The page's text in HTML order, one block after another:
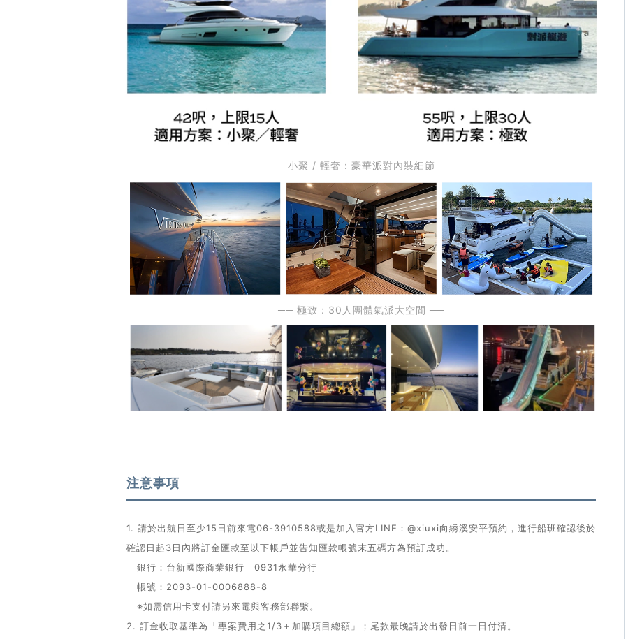
── 小聚 / 輕奢：豪華派對內裝細節 ──
── 極致：30人團體氣派大空間 ──
注意事項
1. 請於出航日至少15日前來電06-3910588或是加入官方LINE：@xiuxi向綉溪安平預約，進行船班確認後於
確認日起3日內將訂金匯款至以下帳戶並告知匯款帳號末五碼方為預訂成功。
銀行：台新國際商業銀行 0931永華分行
帳號：2093-01-0006888-8
※如需信用卡支付請另來電與客務部聯繫。
2. 訂金收取基準為「專案費用之1/3＋加購項目總額」；尾款最晚請於出發日前一日付清。